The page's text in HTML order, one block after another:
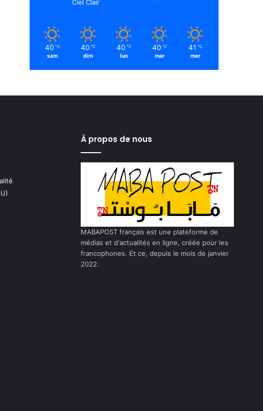
Ciel Clair
40 ℃
sam
40 ℃
dim
40 ℃
lun
40 ℃
mar
41 ℃
mer
À propos de nous
MABAPOST français est une plateforme de
médias et d'actualités en ligne, créée pour les
francophones. Et ce, depuis le mois de janvier
2022.